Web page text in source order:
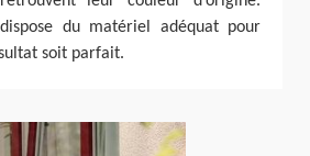
du matériel adéquat pour
soit parfait.